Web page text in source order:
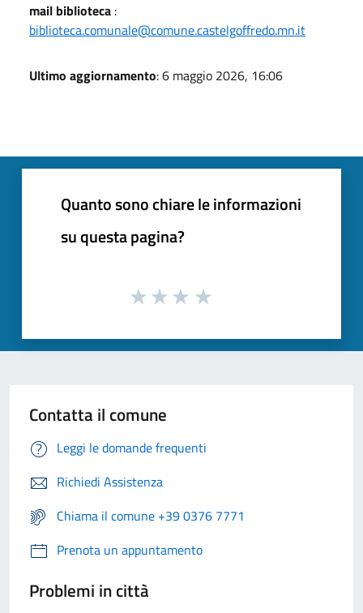
mail biblioteca :
biblioteca.comunale@comune.castelgoffredo.mn.it
Ultimo aggiornamento: 6 maggio 2026, 16:06
Quanto sono chiare le informazioni
su questa pagina?
Contatta il comune
Leggi le domande frequenti
Richiedi Assistenza
Chiama il comune +39 0376 7771
Prenota un appuntamento
Problemi in città